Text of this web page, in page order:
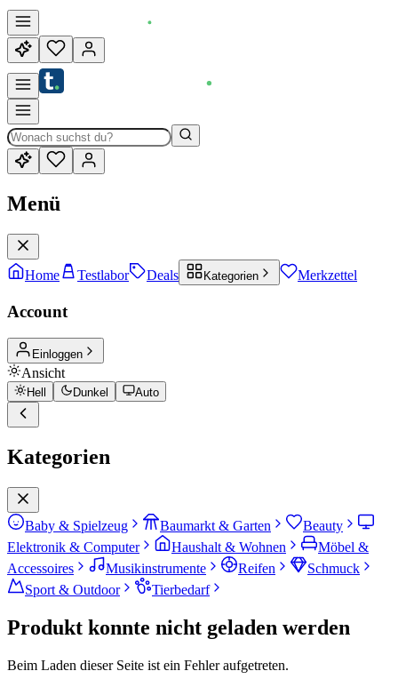
Menü
Home Testlabor Deals Kategorien Merkzettel
Account
Einloggen
Ansicht
Hell Dunkel Auto
Kategorien
Baby & Spielzeug Baumarkt & Garten
Beauty
Elektronik & Computer
Haushalt & Wohnen
Möbel &
Accessoires
Musikinstrumente Reifen
Schmuck
Sport & Outdoor
Tierbedarf
Produkt konnte nicht geladen werden
Beim Laden dieser Seite ist ein Fehler aufgetreten.